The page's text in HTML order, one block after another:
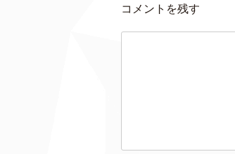
コメントを残す